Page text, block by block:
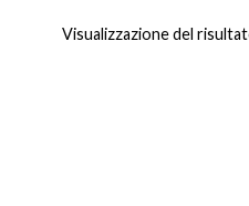
Visualizzazione del